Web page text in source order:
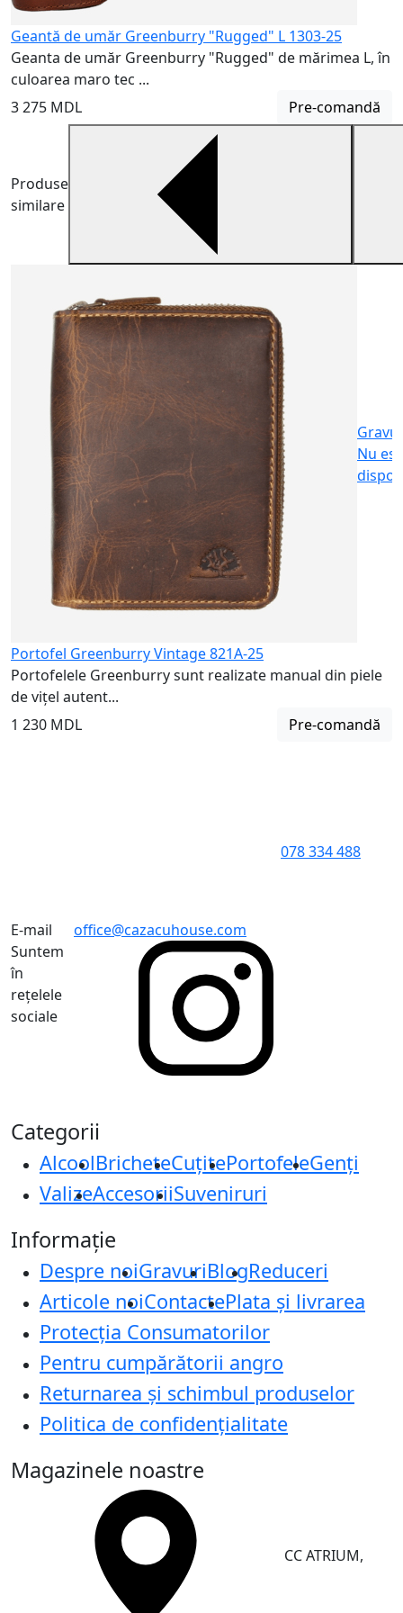
Geantă de umăr Greenburry "Rugged" L 1303-25
Geanta de umăr Greenburry "Rugged" de mărimea L, în
culoarea maro tec ...
3 275 MDL
Pre-comandă
Produse
similare
Nu
Portofel Greenburry Vintage 821A-25
Portofelele Greenburry sunt realizate manual din piele
de vițel autent...
1 230 MDL
Pre-comandă
078 334 488
E-mail
office@cazacuhouse.com
Suntem
în
rețelele
sociale
Categorii
AlcoolBricheteCuțitePortofeleGenți
ValizeAccesoriiSuveniruri
Informație
Despre noiGravuriBlogReduceri
Articole noiContactePlata și livrarea
Protecţia Consumatorilor
Pentru cumpărătorii angro
Returnarea și schimbul produselor
Politica de confidențialitate
Magazinele noastre
CC ATRIUM,